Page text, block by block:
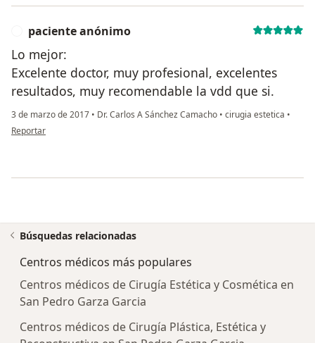
paciente anónimo
Lo mejor:
Excelente doctor, muy profesional, excelentes
resultados, muy recomendable la vdd que si.
3 de marzo de 2017 • Dr. Carlos A Sánchez Camacho • cirugia estetica •
en opinión del usuario paciente anónimo
Reportar
Búsquedas relacionadas
Centros médicos más populares
Centros médicos de Cirugía Estética y Cosmética en
San Pedro Garza Garcia
Centros médicos de Cirugía Plástica, Estética y